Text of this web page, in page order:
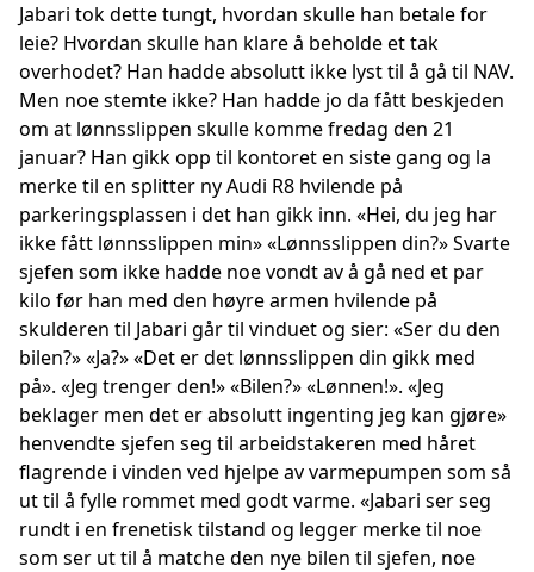
Jabari tok dette tungt, hvordan skulle han betale for
leie? Hvordan skulle han klare å beholde et tak
overhodet? Han hadde absolutt ikke lyst til å gå til NAV.
Men noe stemte ikke? Han hadde jo da fått beskjeden
om at lønnsslippen skulle komme fredag den 21
januar? Han gikk opp til kontoret en siste gang og la
merke til en splitter ny Audi R8 hvilende på
parkeringsplassen i det han gikk inn. «Hei, du jeg har
ikke fått lønnsslippen min» «Lønnsslippen din?» Svarte
sjefen som ikke hadde noe vondt av å gå ned et par
kilo før han med den høyre armen hvilende på
skulderen til Jabari går til vinduet og sier: «Ser du den
bilen?» «Ja?» «Det er det lønnsslippen din gikk med
på». «Jeg trenger den!» «Bilen?» «Lønnen!». «Jeg
beklager men det er absolutt ingenting jeg kan gjøre»
henvendte sjefen seg til arbeidstakeren med håret
flagrende i vinden ved hjelpe av varmepumpen som så
ut til å fylle rommet med godt varme. «Jabari ser seg
rundt i en frenetisk tilstand og legger merke til noe
som ser ut til å matche den nye bilen til sjefen, noe